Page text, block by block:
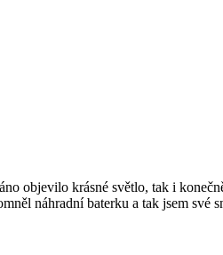
objevilo krásné světlo, tak i
náhradní baterku a tak jsem své